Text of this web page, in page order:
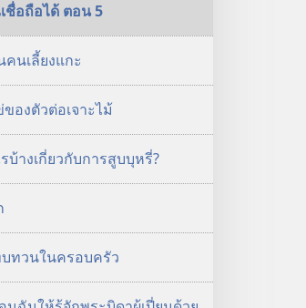
อถือได้ ตอน 5
คนเลี้ยงแกะ
ของตัวต่อเจาะไม้
บ้างเกี่ยวกับการสูบบุหรี่?
ทวนในครอบครัว